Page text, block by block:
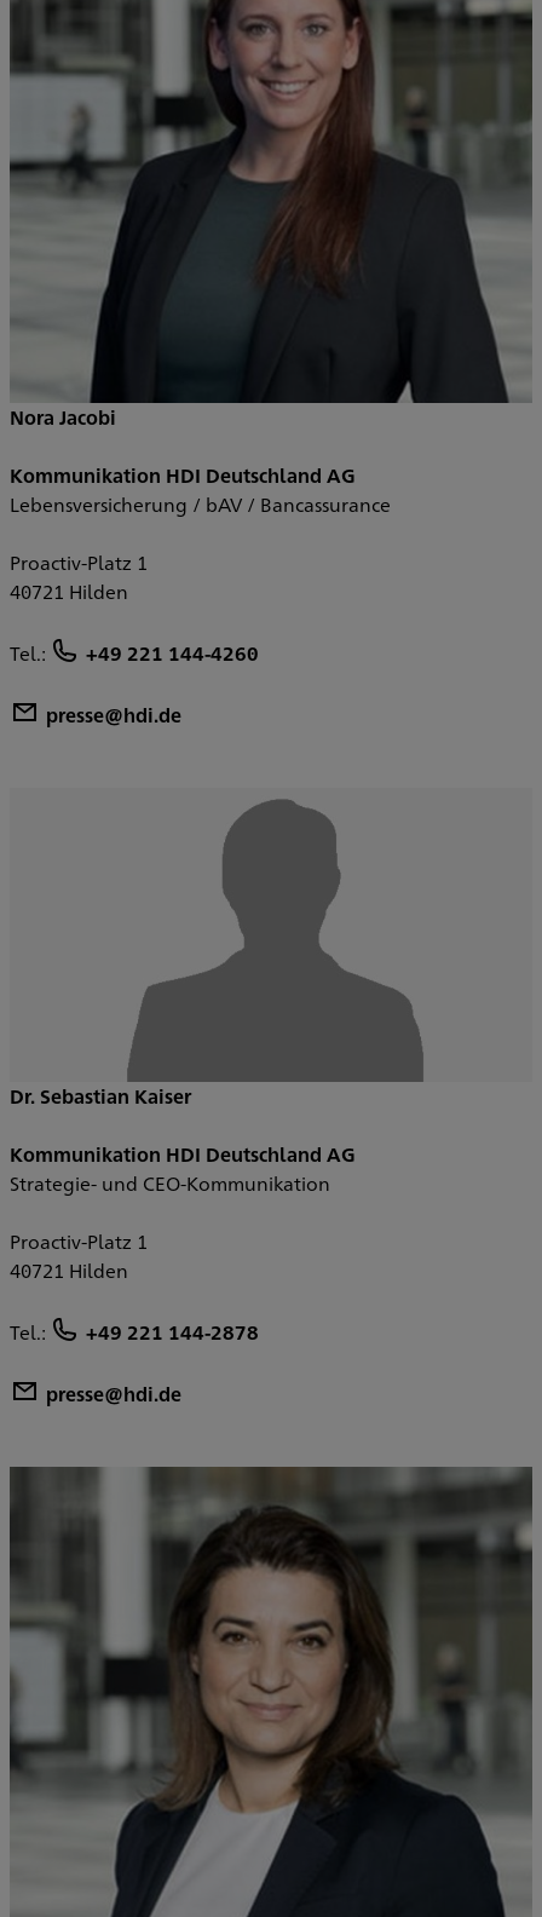
Nora Jacobi
Kommunikation HDI Deutschland AG
Lebensversicherung / bAV / Bancassurance
Proactiv-Platz 1
40721 Hilden
Tel.: +49 221 144-4260
presse@hdi.de
Dr. Sebastian Kaiser
Kommunikation HDI Deutschland AG
Strategie- und CEO-Kommunikation
Proactiv-Platz 1
40721 Hilden
Tel.: +49 221 144-2878
presse@hdi.de